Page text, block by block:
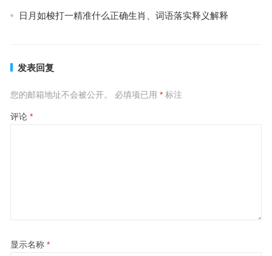
日月如梭打一精准什么正确生肖、词语落实释义解释
发表回复
您的邮箱地址不会被公开。 必填项已用 *标注
评论 *
显示名称 *